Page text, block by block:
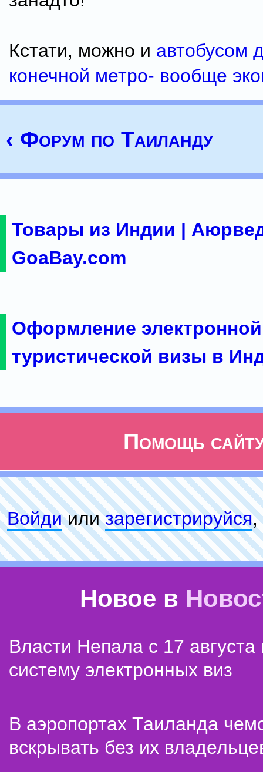
Кстати, можно и автобусом
конечной метро- вообще
‹ Форум по Таиланду
Товары из Индии |
GoaBay.com
Оформление электронной
туристической визы в
Помощь
Войдиилизарeгиcтpируйся,
Новое в
Власти Непала с 17 августа
систему электронных виз
В аэропортах Таиланда
вскрывать без их